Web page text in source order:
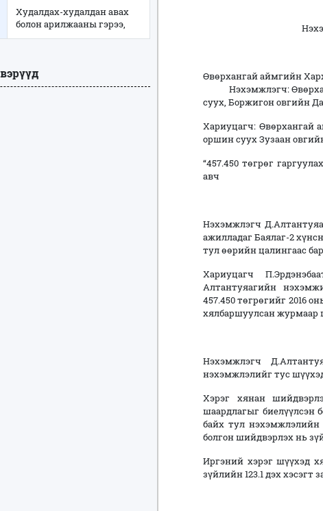
Худалдах-худалдан авах
болон арилжааны гэрээ,
Өвөрхангай аймгийн
Нэхэмжлэгч:
суух, Боржигон овгийн
Хариуцагч: Өвөрхангай
оршин суух Зузаан
“457.450 төгрөг
авч
Нэхэмжлэгч
ажилладаг Баялаг-2
тул өөрийн цалингаас
Хариуцагч
Алтантуяагийн
457.450 төгрөгийг 2016
хялбаршуулсан журмаар
Нэхэмжлэгч
нэхэмжлэлийг тус
Хэрэг хянан
шаардлагыг биелүүлсэн
байх тул нэхэмжлэлийн
болгон шийдвэрлэх нь
Иргэний хэрэг шүүхэд
зүйлийн 123.1 дэх хэсэгт